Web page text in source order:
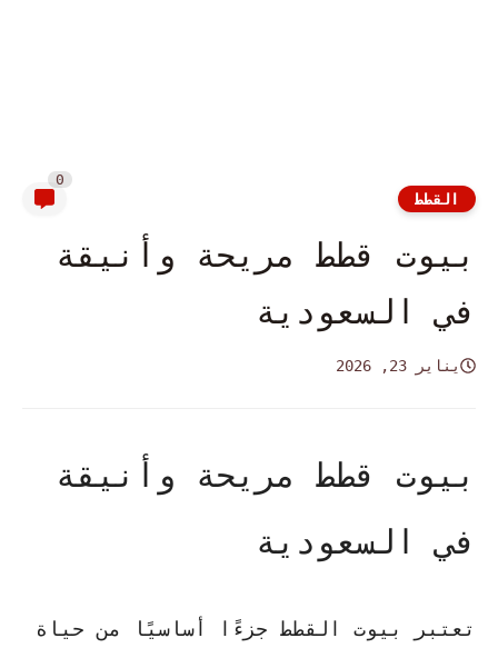
القطط
0
بيوت قطط مريحة وأنيقة
في السعودية
يناير 23, 2026
بيوت قطط مريحة وأنيقة
في السعودية
تعتبر بيوت القطط جزءًا أساسيًا من حياة